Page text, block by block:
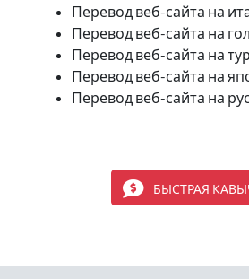
Перевод веб-сайта на
Перевод веб-сайта на
Перевод веб-сайта на
Перевод веб-сайта на
Перевод веб-сайта на
БЫСТРАЯ